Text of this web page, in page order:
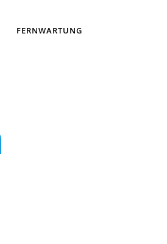
FERNWARTUNG